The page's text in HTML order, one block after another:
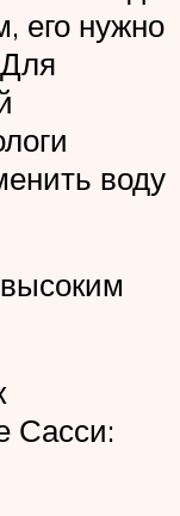
его нужно
воду
Сасси: